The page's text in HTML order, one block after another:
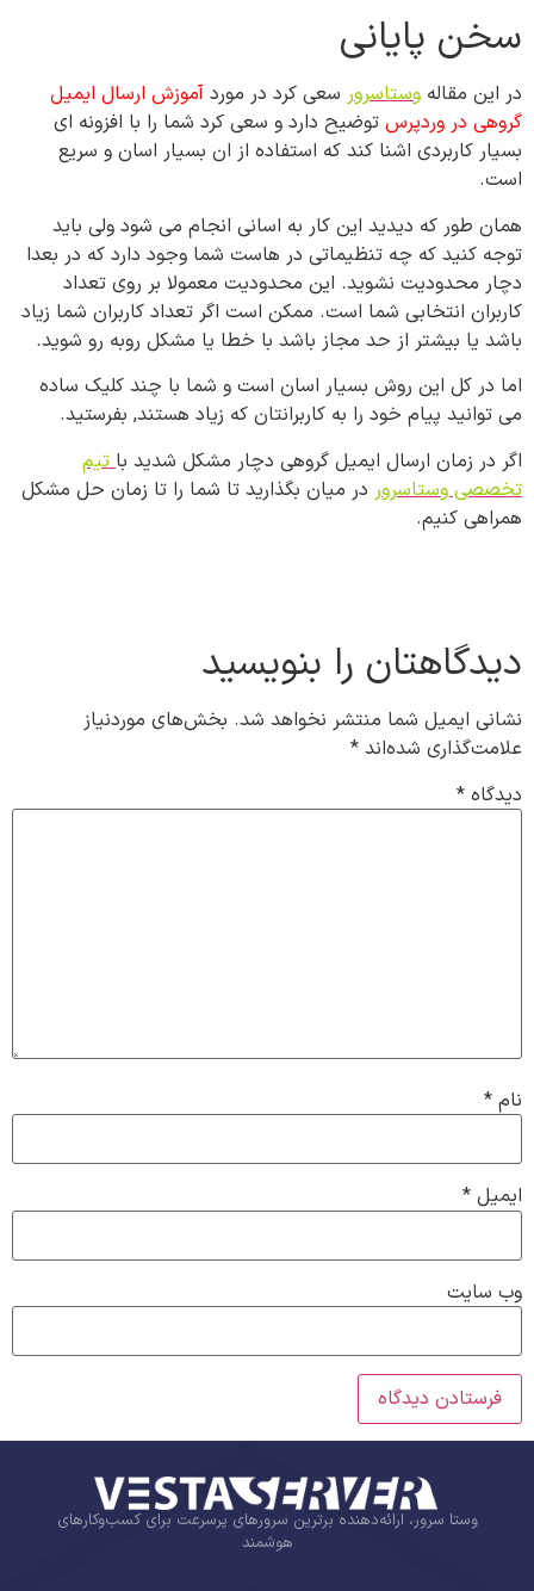
سخن پایانی
در این مقاله وستاسرور سعی کرد در مورد آموزش ارسال ایمیل
گروهی در وردپرس توضیح دارد و سعی کرد شما را با افزونه ای
بسیار کاربردی اشنا کند که استفاده از ان بسیار اسان و سریع
است.
همان طور که دیدید این کار به اسانی انجام می شود ولی باید
توجه کنید که چه تنظیماتی در هاست شما وجود دارد که در بعدا
دچار محدودیت نشوید. این محدودیت معمولا بر روی تعداد
کاربران انتخابی شما است. ممکن است اگر تعداد کاربران شما زیاد
باشد یا بیشتر از حد مجاز باشد با خطا یا مشکل روبه رو شوید.
اما در کل این روش بسیار اسان است و شما با چند کلیک ساده
می توانید پیام خود را به کاربرانتان که زیاد هستند, بفرستید.
اگر در زمان ارسال ایمیل گروهی دچار مشکل شدید باتیم
تخصصی وستاسرور در میان بگذارید تا شما را تا زمان حل مشکل
همراهی کنیم.
دیدگاهتان را بنویسید
نشانی ایمیل شما منتشر نخواهد شد. بخش‌های موردنیاز
علامت‌گذاری شده‌اند *
دیدگاه *
نام *
ایمیل *
وب‌ سایت
وستا سرور، ارائه‌دهنده برترین سرورهای پرسرعت برای کسب‌وکارهای
هوشمند